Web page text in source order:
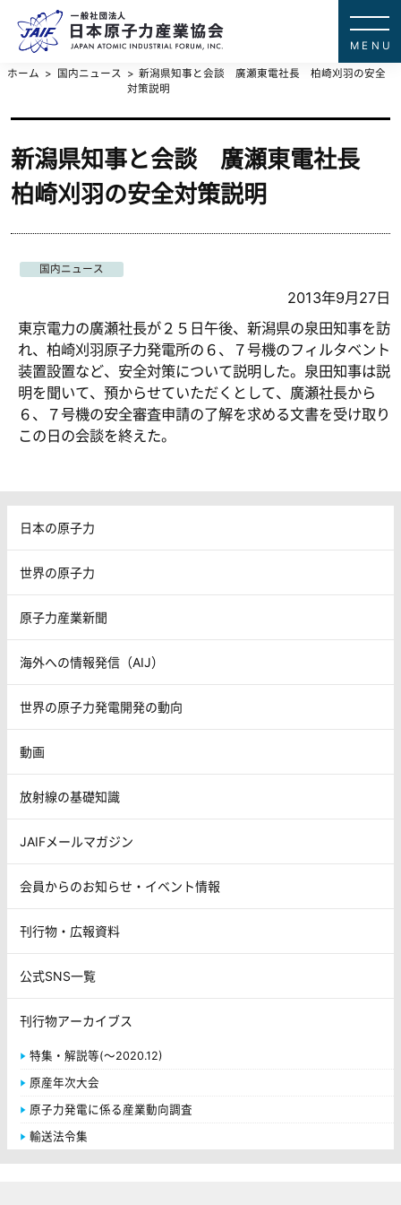
ホーム 国内ニュース
新潟県知事と会談 廣瀬東電社長 柏崎刈羽の安全
対策説明
新潟県知事と会談 廣瀬東電社長
柏崎刈羽の安全対策説明
国内ニュース
2013年9月27日
東京電力の廣瀬社長が２５日午後、新潟県の泉田知事を訪
れ、柏崎刈羽原子力発電所の６、７号機のフィルタベント
装置設置など、安全対策について説明した。泉田知事は説
明を聞いて、預からせていただくとして、廣瀬社長から
６、７号機の安全審査申請の了解を求める文書を受け取り
この日の会談を終えた。
日本の原子力
世界の原子力
原子力産業新聞
海外への情報発信（AIJ）
世界の原子力発電開発の動向
動画
放射線の基礎知識
JAIFメールマガジン
会員からのお知らせ・イベント情報
刊行物・広報資料
公式SNS一覧
刊行物アーカイブス
特集・解説等(～2020.12)
原産年次大会
原子力発電に係る産業動向調査
輸送法令集